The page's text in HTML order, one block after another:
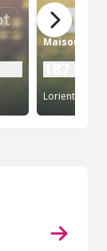
Maison
Lorient (56)